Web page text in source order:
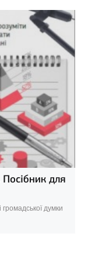
для
думки